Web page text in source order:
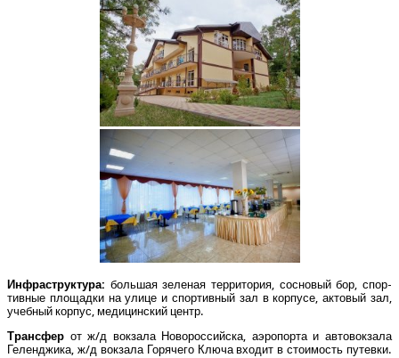
Инфра­струк­ту­ра: боль­шая зеле­ная тер­ри­то­рия, сос­но­вый бор, спор­
тив­ные пло­щад­ки на ули­це и спор­тив­ный зал в кор­пу­се, акто­вый зал,
учеб­ный кор­пус, меди­цин­ский центр.
Транс­фер от ж/​д вок­за­ла Ново­рос­сий­ска, аэро­пор­та и авто­вок­за­ла
Гелен­джи­ка, ж/​д вок­за­ла Горя­че­го Клю­ча вхо­дит в сто­и­мость путев­ки.